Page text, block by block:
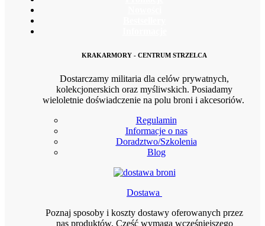
KRAKARMORY - CENTRUM STRZELCA
Dostarczamy militaria dla celów prywatnych,
kolekcjonerskich oraz myśliwskich. Posiadamy
wieloletnie doświadczenie na polu broni i akcesoriów.
Regulamin
Informacje o nas
Doradztwo/Szkolenia
Blog
Dostawa
Poznaj sposoby i koszty dostawy oferowanych przez
nas produktów. Część wymaga wcześniejszego